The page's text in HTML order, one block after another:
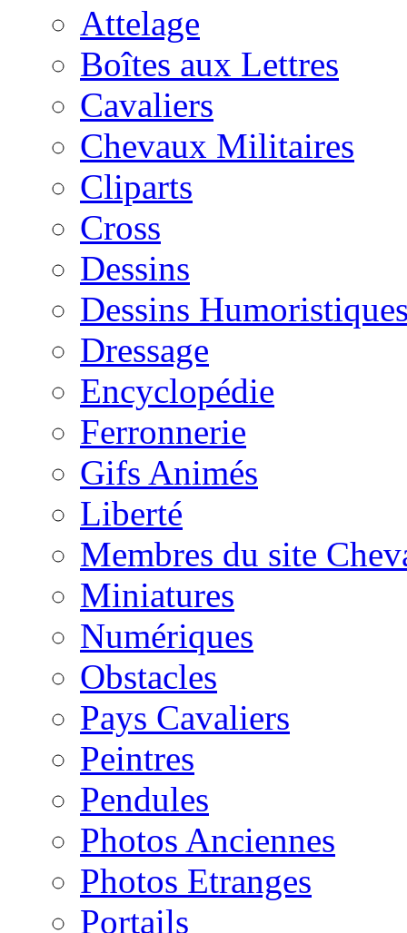
Attelage
Boîtes aux Lettres
Cavaliers
Chevaux Militaires
Cliparts
Cross
Dessins
Dessins
Dressage
Encyclopédie
Ferronnerie
Gifs Animés
Liberté
Membres du site
Miniatures
Numériques
Obstacles
Pays Cavaliers
Peintres
Pendules
Photos Anciennes
Photos Etranges
Portails